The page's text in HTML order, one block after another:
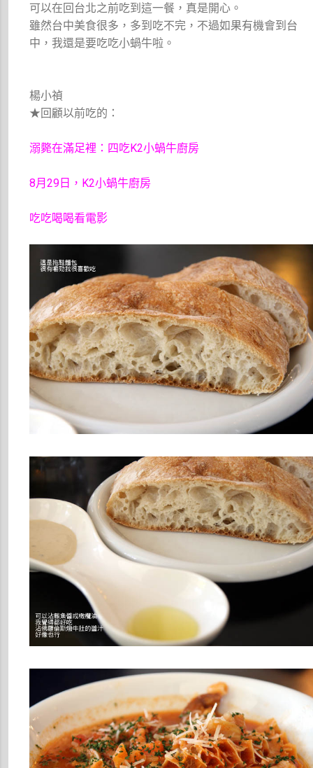
可以在回台北之前吃到這一餐，真是開心。
雖然台中美食很多，多到吃不完，不過如果有機會到台
中，我還是要吃吃小蝸牛啦。
楊小禎
★回顧以前吃的：
溺斃在滿足裡：四吃K2小蝸牛廚房
8月29日，K2小蝸牛廚房
吃吃喝喝看電影